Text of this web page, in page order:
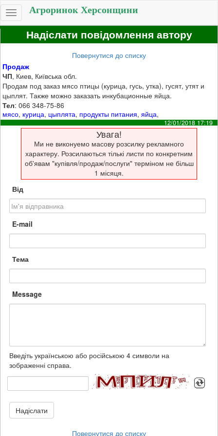
Toggle
navigation
Агроринок Херсонщини
Надіслати повідомлення автору
Повернутися до списку
Продаж
ЧП, Киев, Київська обл.
Продам под заказ мясо птицы (курица, гусь, утка), гусят, утят и
цыплят. Также можно заказать инкубационные яйца.
Тел: 066 348-75-86
мясо, курица, цыплята, продукты питания,яйца,
12/01/2018 17:19
Увага!
Ми не виконуемо масову розсилку рекламного
характеру. Розсилаються тількі листи по конкретним
об'явам "купівля/продаж/послуги" терміном не більш
1 місяця.
Від
E-mail
Тема
Message
Введіть українською або російською 4 символи на
зображенні справа.
Надіслати
Повернутися до списку